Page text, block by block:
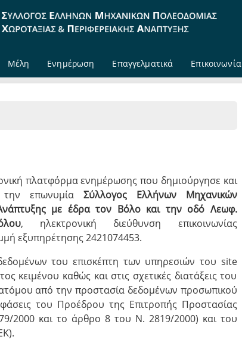
Μέλη Ενημέρωση Επαγγελματικά Επικοινωνία
πλατφόρμα ενημέρωσης που δημιούργησε και
την επωνυμία Σύλλογος Ελλήνων Μηχανικών
με έδρα τον Βόλο και την οδό Λεωφ.
, ηλεκτρονική διεύθυνση επικοινωνίας
εξυπηρέτησης 2421074453.
του επισκέπτη των υπηρεσιών του site
καθώς και στις σχετικές διατάξεις του
από την προστασία δεδομένων προσωπικού
του Προέδρου της Επιτροπής Προστασίας
2000 και το άρθρο 8 του Ν. 2819/2000) και του